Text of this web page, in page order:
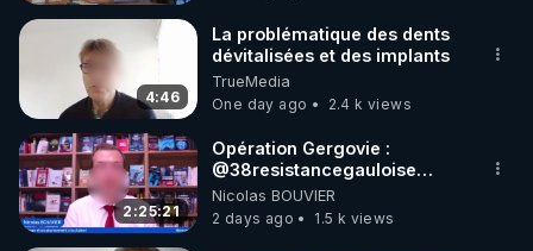
4:46
La problématique des dents
dévitalisées et des implants
TrueMedia
One day ago
2.4 k views
2:25:21
Opération Gergovie :
‪@38resistancegauloise‬
‪@MarionSigautOfficiel‬
‪@gladysriifard5710‬ Laëtitia
Nicolas BOUVIER
2 days ago
1.5 k views